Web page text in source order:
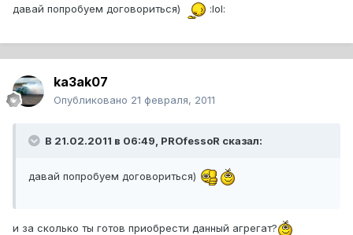
давай попробуем договориться) :lol:
ka3ak07
Опубликовано 21 февраля, 2011
В 21.02.2011 в 06:49, PROfessoR сказал:
давай попробуем договориться)
и за сколько ты готов приобрести данный агрегат?